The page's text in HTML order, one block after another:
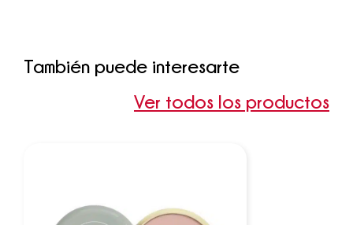
También puede interesarte
Ver todos los productos